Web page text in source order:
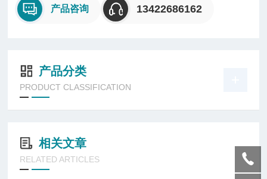
产品咨询 13422686162
产品分类
PRODUCT CLASSIFICATION
相关文章
RELATED ARTICLES